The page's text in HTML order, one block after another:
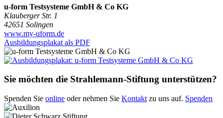
u-form Testsysteme GmbH & Co KG
Klauberger Str. 1
42651 Solingen
www.my-uform.de
Ausbildungsplakat als PDF
Sie möchten die Strahlemann-Stiftung unterstützen?
Spenden Sie online oder nehmen Sie Kontakt zu uns auf. Spenden